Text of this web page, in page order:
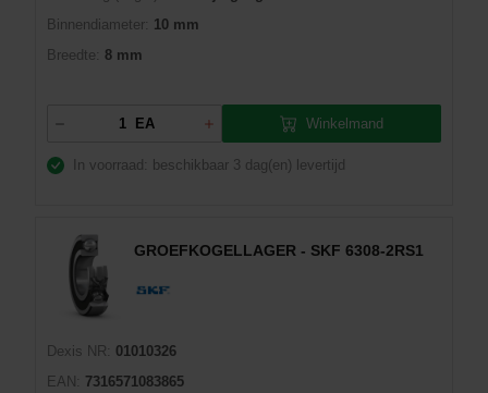
Binnendiameter: 10 mm
Breedte:
8 mm
EA Winkelmand
In voorraad: beschikbaar 3 dag(en) levertijd
GROEFKOGELLAGER - SKF 6308-2RS1
Dexis NR:
01010326
EAN:
7316571083865